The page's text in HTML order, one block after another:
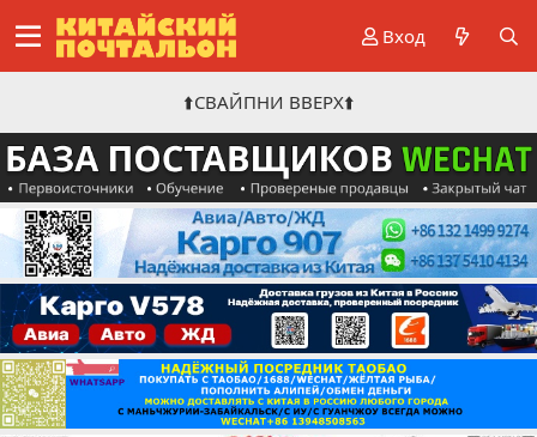
Вход
⬆️СВАЙПНИ ВВЕРХ⬆️